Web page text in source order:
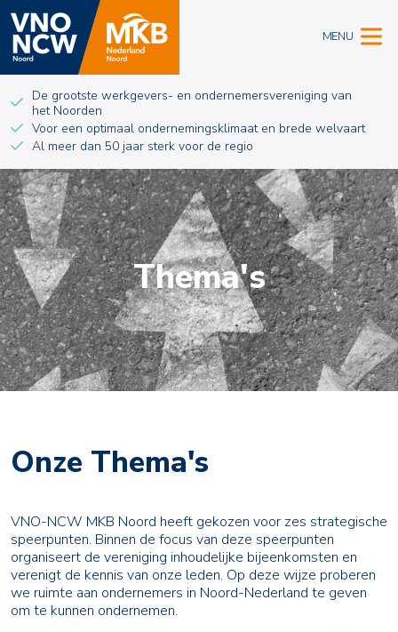
MENU
De grootste werkgevers- en ondernemersvereniging van
het Noorden
Voor een optimaal ondernemingsklimaat en brede welvaart
Al meer dan 50 jaar sterk voor de regio
Thema's
Onze Thema's
VNO-NCW MKB Noord heeft gekozen voor zes strategische
speerpunten. Binnen de focus van deze speerpunten
organiseert de vereniging inhoudelijke bijeenkomsten en
verenigt de kennis van onze leden. Op deze wijze proberen
we ruimte aan ondernemers in Noord-Nederland te geven
om te kunnen ondernemen.